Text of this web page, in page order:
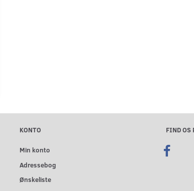
KONTO
Min konto
Adressebog
Ønskeliste
FIND OS